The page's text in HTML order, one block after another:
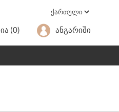
(0) Ანგარიში